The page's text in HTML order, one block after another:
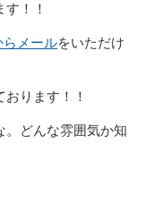
！！
らメールをいただけ
おります！！
。どんな雰囲気か知